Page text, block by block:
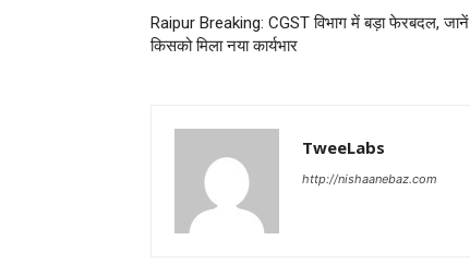
Raipur Breaking: CGST विभाग में बड़ा फेरबदल, जानें
किसको मिला नया कार्यभार
TweeLabs
http://nishaanebaz.com